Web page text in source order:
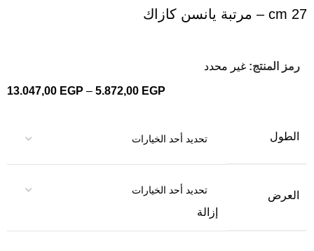
27 cm – مرتبة يانسن كازاك
رمز المنتج:غير محدد
5.872,00 EGP
–
13.047,00 EGP
الطول
العرض
إزالة